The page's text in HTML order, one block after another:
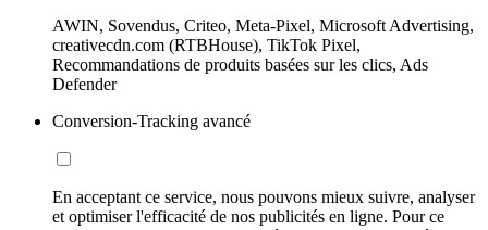
AWIN, Sovendus, Criteo, Meta-Pixel, Microsoft Advertising,
creativecdn.com (RTBHouse), TikTok Pixel,
Recommandations de produits basées sur les clics, Ads
Defender
Conversion-Tracking avancé
En acceptant ce service, nous pouvons mieux suivre, analyser
et optimiser l'efficacité de nos publicités en ligne. Pour ce